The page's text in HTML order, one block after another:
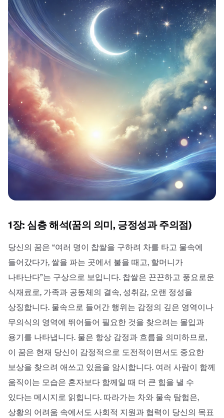
1장: 심층 해석(꿈의 의미, 긍정성과 주의점)
당신의 꿈은 “여러 명이 찹쌀을 구하려 차를 타고 물속에
들어갔다가, 쌀을 파는 곳에서 불을 때고, 할머니가
나타난다”는 구상으로 보입니다. 찹쌀은 끈끈하고 풍요로운
식재료로, 가족과 공동체의 결속, 성취감, 오랜 정성을
상징합니다. 물속으로 들어간 행위는 감정의 깊은 영역이나
무의식의 영역에 뛰어들어 필요한 것을 찾으려는 몰입과
용기를 나타냅니다. 물은 항상 감정과 흐름을 의미하므로,
이 꿈은 현재 당신이 감정적으로 도전적이면서도 중요한
보상을 찾으려 애쓰고 있음을 암시합니다. 여러 사람이 함께
움직이는 모습은 혼자보다 함께일 때 더 큰 힘을 낼 수
있다는 메시지로 읽힙니다. 따라가는 차와 물속 탐험은,
상황의 어려움 속에서도 사회적 지원과 협력이 당신의 목표